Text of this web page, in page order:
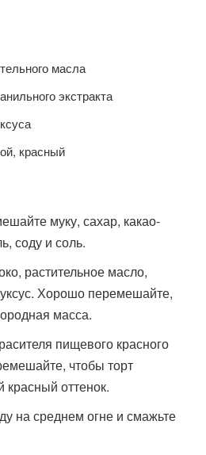
масла
экстракта
красный
муку, сахар, какао-
соду и соль.
растительное масло,
Хорошо перемешайте,
масса.
пищевого красного
чтобы торт
красный оттенок.
на среднем огне и смажьте